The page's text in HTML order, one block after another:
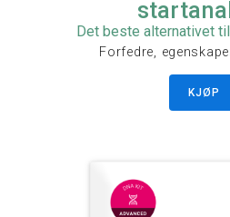
Det beste alternativet
Forfedre,
KJØP